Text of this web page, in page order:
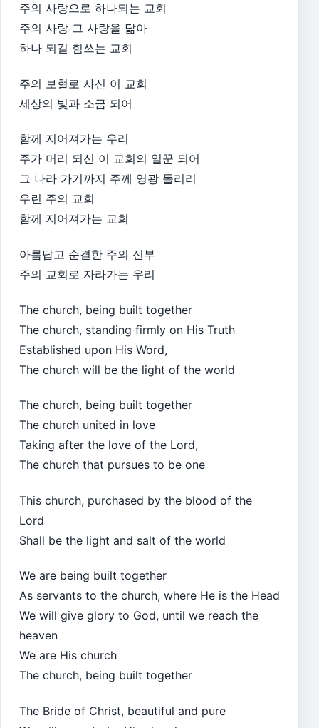
주의 사랑으로 하나되는 교회
주의 사랑 그 사랑을 닮아
하나 되길 힘쓰는 교회
주의 보혈로 사신 이 교회
세상의 빛과 소금 되어
함께 지어져가는 우리
주가 머리 되신 이 교회의 일꾼 되어
그 나라 가기까지 주께 영광 돌리리
우린 주의 교회
함께 지어져가는 교회
아름답고 순결한 주의 신부
주의 교회로 자라가는 우리
The church, being built together
The church, standing firmly on His Truth
Established upon His Word,
The church will be the light of the world
The church, being built together
The church united in love
Taking after the love of the Lord,
The church that pursues to be one
This church, purchased by the blood of the
Lord
Shall be the light and salt of the world
We are being built together
As servants to the church, where He is the Head
We will give glory to God, until we reach the
heaven
We are His church
The church, being built together
The Bride of Christ, beautiful and pure